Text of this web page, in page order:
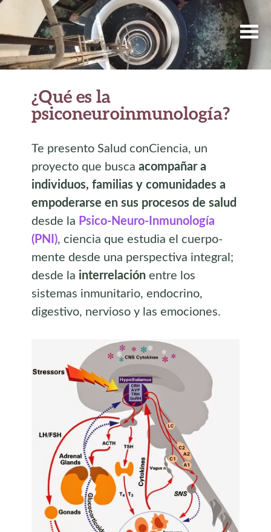
¿Qué es la
psiconeuroinmunología?
Te presento Salud conCiencia, un
proyecto que buscaacompañar a
individuos, familias y comunidades a
empoderarse en sus procesos de salud
desde la Psico-Neuro-Inmunología
(PNI), ciencia que estudia el cuerpo-
mente desde una perspectiva integral;
desde la interrelación entre los
sistemas inmunitario, endocrino,
digestivo, nervioso y las emociones.